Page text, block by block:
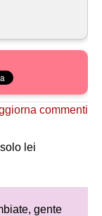
commenti
lei
gente